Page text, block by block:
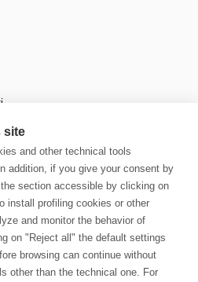
site
and other technical tools
addition, if you give your consent by
section accessible by clicking on
install profiling cookies or other
and monitor the behavior of
on "Reject all" the default settings
browsing can continue without
other than the technical one. For